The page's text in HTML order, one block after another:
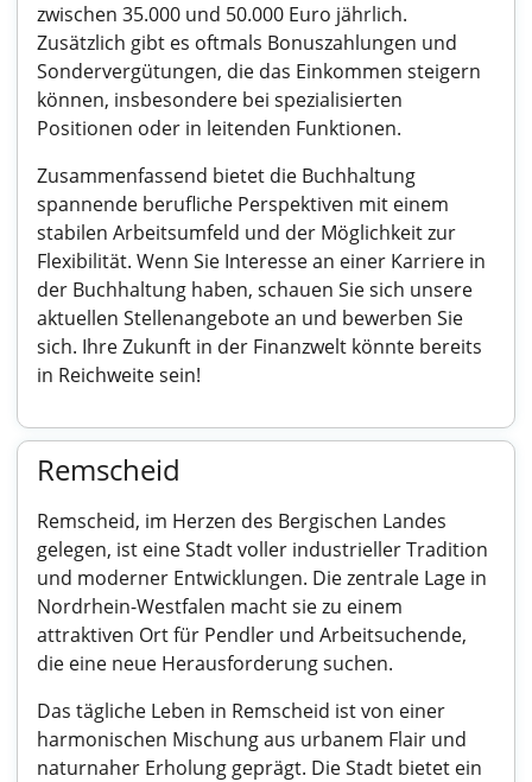
zwischen 35.000 und 50.000 Euro jährlich.
Zusätzlich gibt es oftmals Bonuszahlungen und
Sondervergütungen, die das Einkommen steigern
können, insbesondere bei spezialisierten
Positionen oder in leitenden Funktionen.
Zusammenfassend bietet die Buchhaltung
spannende berufliche Perspektiven mit einem
stabilen Arbeitsumfeld und der Möglichkeit zur
Flexibilität. Wenn Sie Interesse an einer Karriere in
der Buchhaltung haben, schauen Sie sich unsere
aktuellen Stellenangebote an und bewerben Sie
sich. Ihre Zukunft in der Finanzwelt könnte bereits
in Reichweite sein!
Remscheid
Remscheid, im Herzen des Bergischen Landes
gelegen, ist eine Stadt voller industrieller Tradition
und moderner Entwicklungen. Die zentrale Lage in
Nordrhein-Westfalen macht sie zu einem
attraktiven Ort für Pendler und Arbeitsuchende,
die eine neue Herausforderung suchen.
Das tägliche Leben in Remscheid ist von einer
harmonischen Mischung aus urbanem Flair und
naturnaher Erholung geprägt. Die Stadt bietet ein